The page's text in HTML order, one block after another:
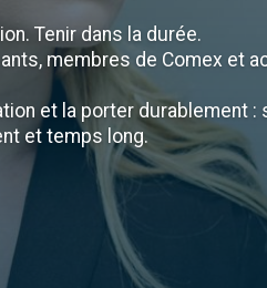
Tenir dans la durée.
membres de Comex et
et la porter durablement :
et temps long.